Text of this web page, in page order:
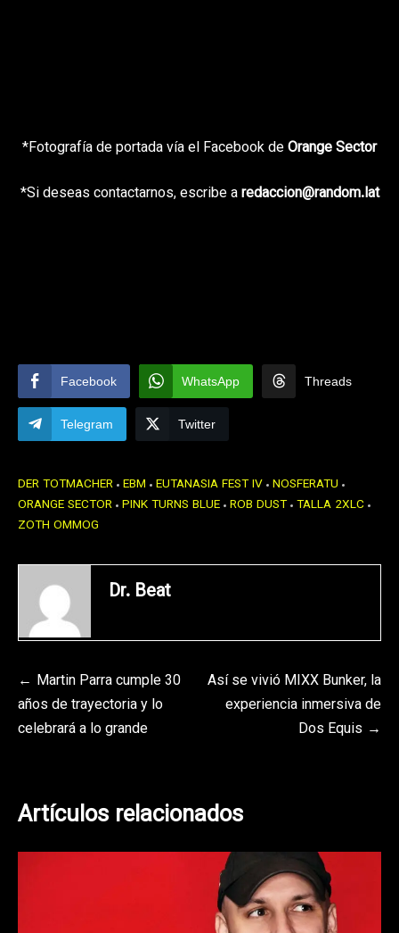
*Fotografía de portada vía el Facebook deOrange Sector
*Si deseas contactarnos, escribe aredaccion@random.lat
Facebook WhatsApp Threads
Telegram Twitter
DER TOTMACHER EBM EUTANASIA FEST IV NOSFERATU
ORANGE SECTOR PINK TURNS BLUE ROB DUST TALLA 2XLC
ZOTH OMMOG
Dr. Beat
Navegación
de
Martin Parra cumple 30
años de trayectoria y lo
celebrará a lo grande
Así se vivió MIXX Bunker, la
experiencia inmersiva de
Dos Equis
Artículos relacionados